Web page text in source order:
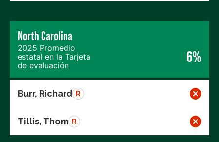
North Carolina
2025 Promedio
estatal en la Tarjeta
de evaluación
6%
Burr, Richard R
Tillis, Thom R